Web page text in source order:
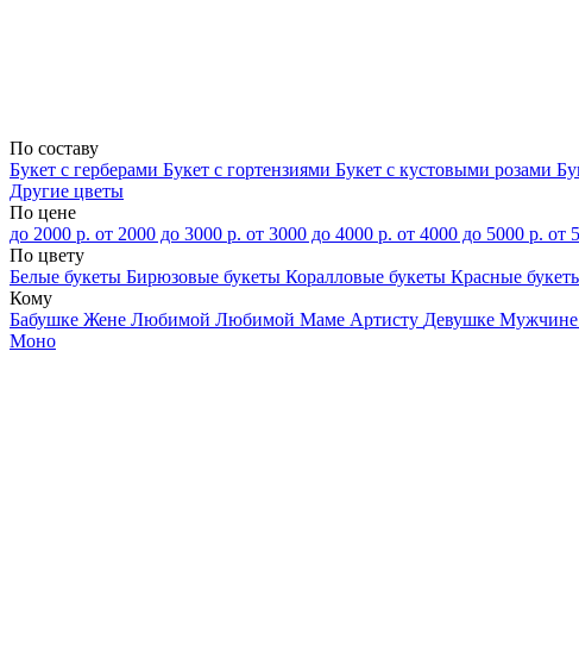
По составу
Букет с герберами Букет с гортензиями Букет с кустовыми розами
Другие цветы
По цене
до 2000 р. от 2000 до 3000 р. от 3000 до 4000 р. от 4000 до 5000 р. от
По цвету
Белые букеты Бирюзовые букеты Коралловые букеты Красные
Кому
Бабушке Жене Любимой Любимой Маме Артисту Девушке Мужчине
Моно